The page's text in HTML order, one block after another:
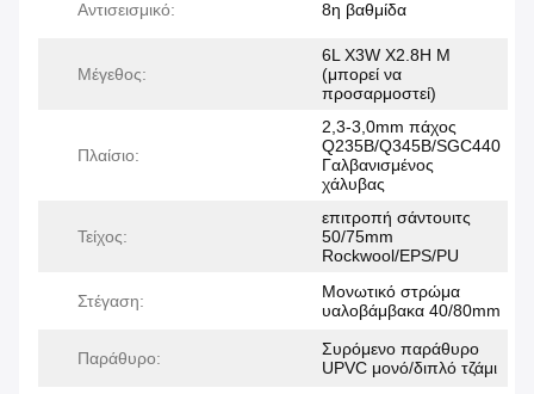
Αντισεισμικό: 8η βαθμίδα
Μέγεθος:
6L X3W X2.8H M
(μπορεί να
προσαρμοστεί)
Πλαίσιο:
2,3-3,0mm πάχος
Q235B/Q345B/SGC440
Γαλβανισμένος
χάλυβας
Τείχος:
επιτροπή σάντουιτς
50/75mm
Rockwool/EPS/PU
Στέγαση:
Μονωτικό στρώμα
υαλοβάμβακα 40/80mm
Παράθυρο:
Συρόμενο παράθυρο
UPVC μονό/διπλό τζάμι